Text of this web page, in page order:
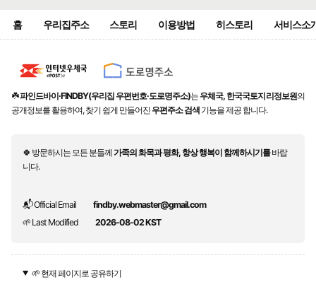
홈 우리집주소 스토리 이용방법 히스토리 서비스소
☘️파인드바이·FINDBY(우리집 우편번호·도로명주소)는 우체국, 한국국토지리정보원의
공개정보를 활용하여, 찾기 쉽게 만들어진 우편주소 검색 기능을 제공 합니다.
🍀 방문하시는 모든 분들께가족의 화목과 평화, 항상 행복이 함께하시기를바랍
니다.
📬 Official Email
findby.webmaster@gmail.com
🌱 Last Modified
2026-08-02 KST
🌱 현재 페이지로 공유하기